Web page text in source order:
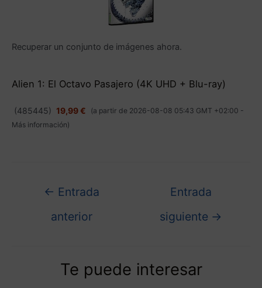
Recuperar un conjunto de imágenes ahora.
Alien 1: El Octavo Pasajero (4K UHD + Blu-ray)
(485445) 19,99 €
(a partir de 2026-08-08 05:43 GMT +02:00 -
Más información)
← Entrada
anterior
Entrada
siguiente →
Te puede interesar